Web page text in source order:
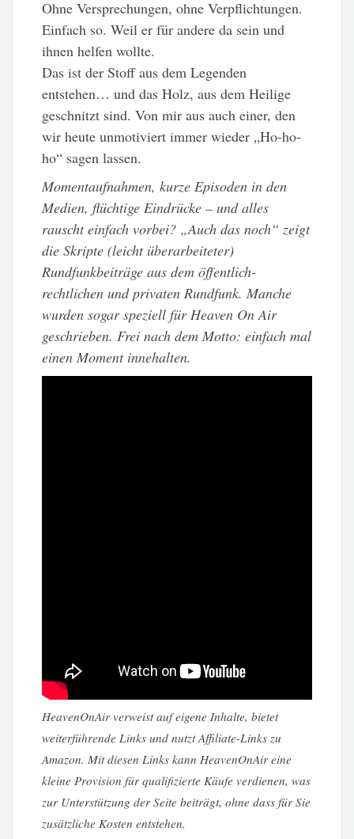
Ohne Versprechungen, ohne Verpflichtungen.
Einfach so. Weil er für andere da sein und
ihnen helfen wollte.
Das ist der Stoff aus dem Legenden
entstehen… und das Holz, aus dem Heilige
geschnitzt sind. Von mir aus auch einer, den
wir heute unmotiviert immer wieder „Ho-ho-
ho“ sagen lassen.
Momentaufnahmen, kurze Episoden in den
Medien, flüchtige Eindrücke – und alles
rauscht einfach vorbei? „Auch das noch“ zeigt
die Skripte (leicht überarbeiteter)
Rundfunkbeiträge aus dem öffentlich-
rechtlichen und privaten Rundfunk. Manche
wurden sogar speziell für Heaven On Air
geschrieben. Frei nach dem Motto: einfach mal
einen Moment innehalten.
HeavenOnAir verweist auf eigene Inhalte, bietet
weiterführende Links und nutzt Affiliate-Links zu
Amazon. Mit diesen Links kann HeavenOnAir eine
kleine Provision für qualifizierte Käufe verdienen, was
zur Unterstützung der Seite beiträgt, ohne dass für Sie
zusätzliche Kosten entstehen.